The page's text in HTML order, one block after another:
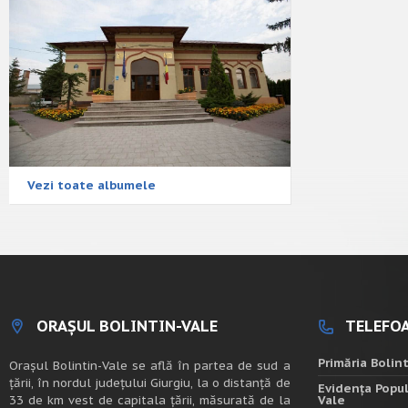
Vezi toate albumele
ORAȘUL BOLINTIN-VALE
Oraşul Bolintin-Vale se află în partea de sud a
ţării, în nordul judeţului Giurgiu, la o distanţă de
33 de km vest de capitala țării, măsurată de la
Primăria
Evidența
Vale